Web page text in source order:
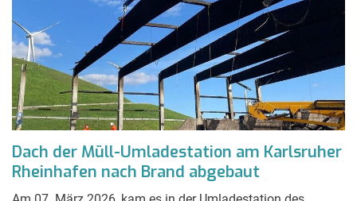
Dach der Müll-Umladestation am Karlsruher
Rheinhafen nach Brand abgebaut